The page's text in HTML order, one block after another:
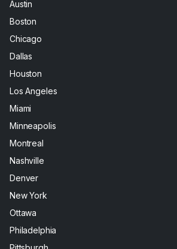
Austin
Boston
Chicago
Dallas
Houston
Los Angeles
Miami
Minneapolis
Montreal
Nashville
Denver
New York
Ottawa
Philadelphia